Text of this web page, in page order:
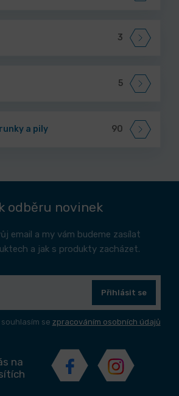
3
5
a pily 90
odběru novinek
email a my vám budeme zasílat
a jak s produkty zacházet.
Přihlásit se
se zpracováním osobních údajů
na